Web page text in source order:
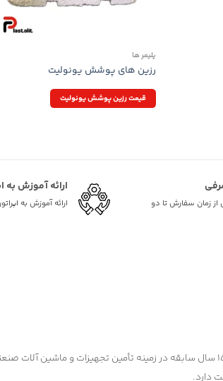
پلیمر ها
رزین های پوشش یونولیت
قیمت رزین پوشش یونولیت
زمان سفارش تا دو
ارائه آموزش به
ارائه آموزش به
دارد.